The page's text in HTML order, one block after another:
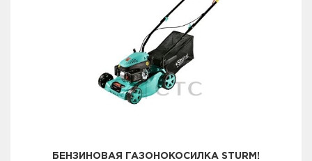
БЕНЗИНОВАЯ ГАЗОНОКОСИЛКА STURM!